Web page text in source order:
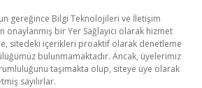
gereğince Bilgi Teknolojileri ve İletişim
onaylanmış bir Yer Sağlayıcı olarak hizmet
sitedeki içerikleri proaktif olarak denetleme
bulunmamaktadır. Ancak, üyelerimiz
taşımakta olup, siteye üye olarak
sayılırlar.